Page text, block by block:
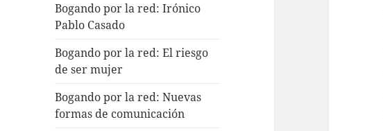
Bogando por la red: Irónico
Pablo Casado
Bogando por la red: El riesgo
de ser mujer
Bogando por la red: Nuevas
formas de comunicación